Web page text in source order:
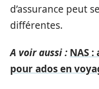
d’assurance peut
différentes.
A voir aussi : NAS
pour ados en